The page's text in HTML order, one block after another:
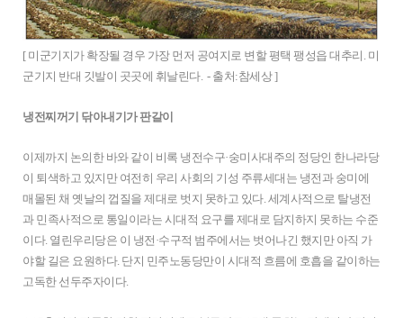
[ 미군기지가 확장될 경우 가장 먼저 공여지로 변할 평택 팽성읍 대추리. 미
군기지 반대 깃발이 곳곳에 휘날린다. - 출처:참세상 ]
냉전찌꺼기 닦아내기가 판갈이
이제까지 논의한 바와 같이 비록 냉전수구·숭미사대주의 정당인 한나라당
이 퇴색하고 있지만 여전히 우리 사회의 기성 주류세대는 냉전과 숭미에
매몰된 채 옛날의 껍질을 제대로 벗지 못하고 있다. 세계사적으로 탈냉전
과 민족사적으로 통일이라는 시대적 요구를 제대로 담지하지 못하는 수준
이다. 열린우리당은 이 냉전·수구적 범주에서는 벗어나긴 했지만 아직 가
야할 길은 요원하다. 단지 민주노동당만이 시대적 흐름에 호흡을 같이하는
고독한 선두주자이다.